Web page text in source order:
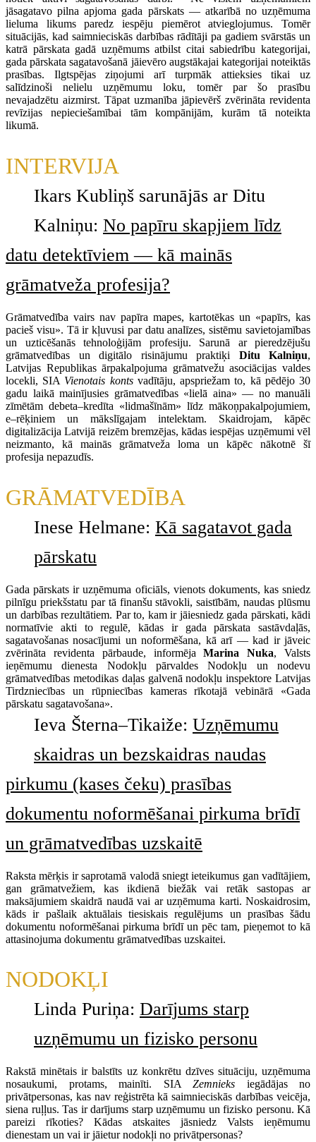
jāsagatavo pilna apjoma gada pārskats — atkarībā no uzņēmuma
lieluma likums paredz iespēju piemērot atvieglojumus. Tomēr
situācijās, kad saimnieciskās darbības rādītāji pa gadiem svārstās un
katrā pārskata gadā uzņēmums atbilst citai sabiedrību kategorijai,
gada pārskata sagatavošanā jāievēro augstākajai kategorijai noteiktās
prasības. Ilgtspējas ziņojumi arī turpmāk attieksies tikai uz
salīdzinoši nelielu uzņēmumu loku, tomēr par šo prasību
nevajadzētu aizmirst. Tāpat uzmanība jāpievērš zvērināta revidenta
revīzijas nepieciešamībai tām kompānijām, kurām tā noteikta
likumā.
INTERVIJA
Ikars Kubliņš sarunājās ar Ditu
Kalniņu: No papīru skapjiem līdz
datu detektīviem — kā mainās
grāmatveža profesija?
Grāmatvedība vairs nav papīra mapes, kartotēkas un «papīrs, kas
pacieš visu». Tā ir kļuvusi par datu analīzes, sistēmu savietojamības
un uzticēšanās tehnoloģijām profesiju. Sarunā ar pieredzējušu
grāmatvedības un digitālo risinājumu praktiķi Ditu Kalniņu,
Latvijas Republikas ārpakalpojuma grāmatvežu asociācijas valdes
locekli, SIA Vienotais kontsvadītāju, apspriežam to, kā pēdējo 30
gadu laikā mainījusies grāmatvedības «lielā aina» — no manuāli
zīmētām debeta–kredīta «lidmašīnām» līdz mākoņpakalpojumiem,
e–rēķiniem un mākslīgajam intelektam. Skaidrojam, kāpēc
digitalizācija Latvijā reizēm bremzējas, kādas iespējas uzņēmumi vēl
neizmanto, kā mainās grāmatveža loma un kāpēc nākotnē šī
profesija nepazudīs.
GRĀMATVEDĪBA
Inese Helmane: Kā sagatavot gada
pārskatu
Gada pārskats ir uzņēmuma oficiāls, vienots dokuments, kas sniedz
pilnīgu priekšstatu par tā finanšu stāvokli, saistībām, naudas plūsmu
un darbības rezultātiem. Par to, kam ir jāiesniedz gada pārskati, kādi
normatīvie akti to regulē, kādas ir gada pārskata sastāvdaļās,
sagatavošanas nosacījumi un noformēšana, kā arī — kad ir jāveic
zvērināta revidenta pārbaude, informējaMarina Nuka, Valsts
ieņēmumu dienesta Nodokļu pārvaldes Nodokļu un nodevu
grāmatvedības metodikas daļas galvenā nodokļu inspektore Latvijas
Tirdzniecības un rūpniecības kameras rīkotajā vebinārā «Gada
pārskatu sagatavošana».
Ieva Šterna–Tikaiže: Uzņēmumu
skaidras un bezskaidras naudas
pirkumu (kases čeku) prasības
dokumentu noformēšanai pirkuma brīdī
un grāmatvedības uzskaitē
Raksta mērķis ir saprotamā valodā sniegt ieteikumus gan vadītājiem,
gan grāmatvežiem, kas ikdienā biežāk vai retāk sastopas ar
maksājumiem skaidrā naudā vai ar uzņēmuma karti. Noskaidrosim,
kāds ir pašlaik aktuālais tiesiskais regulējums un prasības šādu
dokumentu noformēšanai pirkuma brīdī un pēc tam, pieņemot to kā
attasinojuma dokumentu grāmatvedības uzskaitei.
NODOKĻI
Linda Puriņa: Darījums starp
uzņēmumu un fizisko personu
Rakstā minētais ir balstīts uz konkrētu dzīves situāciju, uzņēmuma
nosaukumi, protams, mainīti. SIA Zemnieks iegādājas no
privātpersonas, kas nav reģistrēta kā saimnieciskās darbības veicēja,
siena ruļļus. Tas ir darījums starp uzņēmumu un fizisko personu. Kā
pareizi rīkoties? Kādas atskaites jāsniedz Valsts ieņēmumu
dienestam un vai ir jāietur nodokļi no privātpersonas?